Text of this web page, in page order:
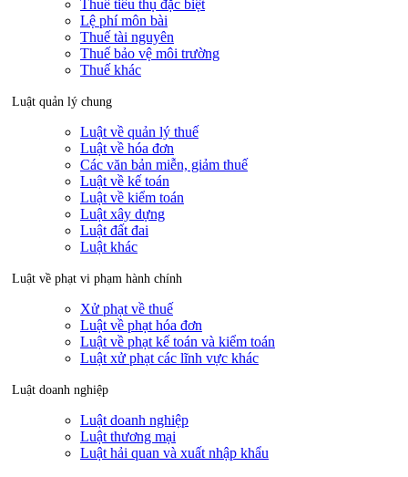
Thuế tiêu thụ đặc biệt
Lệ phí môn bài
Thuế tài nguyên
Thuế bảo vệ môi trường
Thuế khác
Luật quản lý chung
Luật về quản lý thuế
Luật về hóa đơn
Các văn bản miễn, giảm thuế
Luật về kế toán
Luật về kiểm toán
Luật xây dựng
Luật đất đai
Luật khác
Luật về phạt vi phạm hành chính
Xử phạt về thuế
Luật về phạt hóa đơn
Luật về phạt kế toán và kiểm toán
Luật xử phạt các lĩnh vực khác
Luật doanh nghiệp
Luật doanh nghiệp
Luật thương mại
Luật hải quan và xuất nhập khẩu